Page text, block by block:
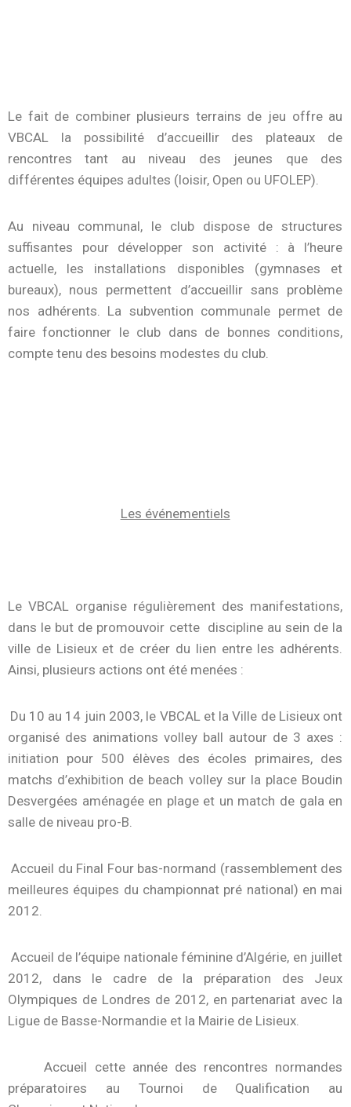
Le fait de combiner plusieurs terrains de jeu offre au
VBCAL la possibilité d’accueillir des plateaux de
rencontres tant au niveau des jeunes que des
différentes équipes adultes (loisir, Open ou UFOLEP).
Au niveau communal, le club dispose de structures
suffisantes pour développer son activité : à l’heure
actuelle, les installations disponibles (gymnases et
bureaux), nous permettent d’accueillir sans problème
nos adhérents. La subvention communale permet de
faire fonctionner le club dans de bonnes conditions,
compte tenu des besoins modestes du club.
Les événementiels
Le VBCAL organise régulièrement des manifestations,
dans le but de promouvoir cette discipline au sein de la
ville de Lisieux et de créer du lien entre les adhérents.
Ainsi, plusieurs actions ont été menées :
Du 10 au 14 juin 2003, le VBCAL et la Ville de Lisieux ont
organisé des animations volley ball autour de 3 axes :
initiation pour 500 élèves des écoles primaires, des
matchs d’exhibition de beach volley sur la place Boudin
Desvergées aménagée en plage et un match de gala en
salle de niveau pro-B.
Accueil du Final Four bas-normand (rassemblement des
meilleures équipes du championnat pré national) en mai
2012.
Accueil de l’équipe nationale féminine d’Algérie, en juillet
2012, dans le cadre de la préparation des Jeux
Olympiques de Londres de 2012, en partenariat avec la
Ligue de Basse-Normandie et la Mairie de Lisieux.
Accueil cette année des rencontres normandes
préparatoires au Tournoi de Qualification au